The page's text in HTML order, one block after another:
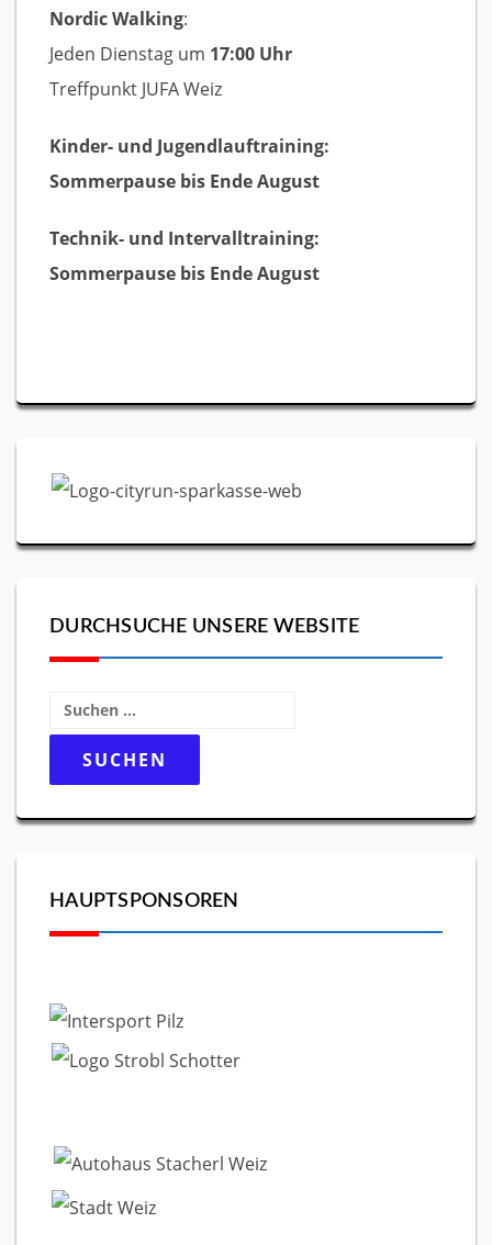
Nordic Walking:
Jeden Dienstag um 17:00 Uhr
Treffpunkt JUFA Weiz
Kinder- und Jugendlauftraining:
Sommerpause bis Ende August
Technik- und Intervalltraining:
Sommerpause bis Ende August
DURCHSUCHE UNSERE WEBSITE
Suchen
nach:
HAUPTSPONSOREN